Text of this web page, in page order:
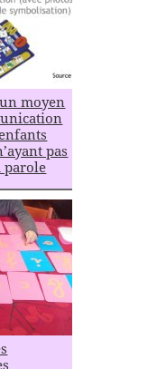
un moyen
pas
parole